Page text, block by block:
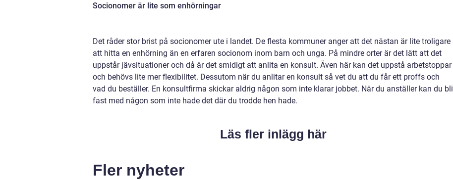
Socionomer är lite som enhörningar
Det råder stor brist på socionomer ute i landet. De flesta kommuner anger att det nästan är lite troligare
att hitta en enhörning än en erfaren socionom inom barn och unga. På mindre orter är det lätt att det
uppstår jävsituationer och då är det smidigt att anlita en konsult. Även här kan det uppstå arbetstoppar
och behövs lite mer flexibilitet. Dessutom när du anlitar en konsult så vet du att du får ett proffs och
vad du beställer. En konsultfirma skickar aldrig någon som inte klarar jobbet. När du anställer kan du bli
fast med någon som inte hade det där du trodde hen hade.
Läs fler inlägg här
Fler nyheter